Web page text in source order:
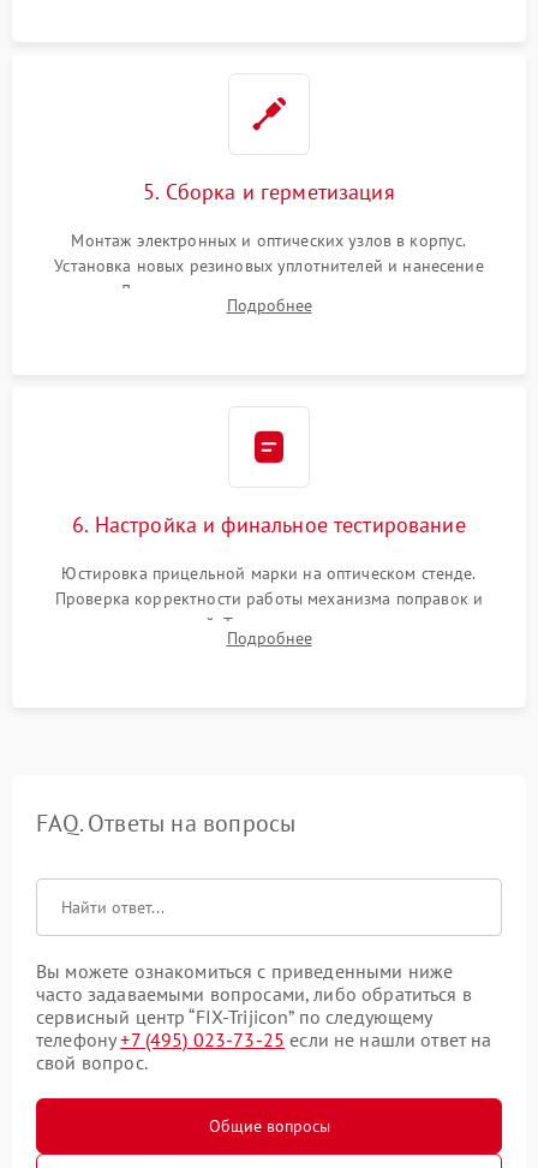
5. Сборка и герметизация
Монтаж электронных и оптических узлов в корпус.
Установка новых резиновых уплотнителей и нанесение
герметика. Для закрытых коллиматоров — вакуумирование и
заполнение инертным газом для исключения запотевания
Подробнее
6. Настройка и финальное тестирование
Юстировка прицельной марки на оптическом стенде.
Проверка корректности работы механизма поправок и
отсутствия искажений. Тестирование прицела на ударном
стенде для подтверждения устойчивости к отдаче оружия и
Подробнее
FAQ. Ответы на вопросы
Вы можете ознакомиться с приведенными ниже
часто задаваемыми вопросами, либо обратиться в
сервисный центр “FIX-Trijicon” по следующему
телефону+7 (495) 023-73-25 если не нашли ответ на
свой вопрос.
Общие вопросы